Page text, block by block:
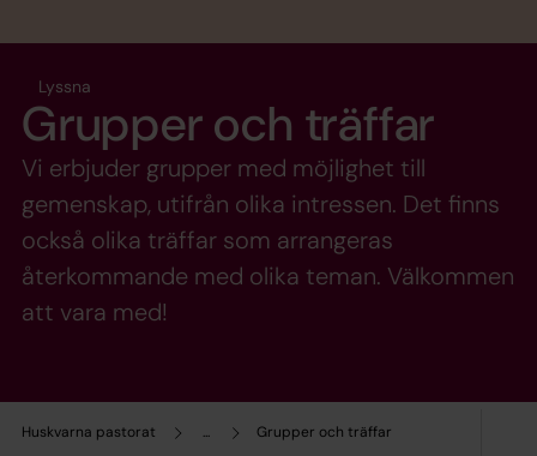
Huskvarna pastorat ... Grupper och träffar
Lyssna
Grupper och träffar
Vi erbjuder grupper med möjlighet till
gemenskap, utifrån olika intressen. Det finns
också olika träffar som arrangeras
återkommande med olika teman. Välkommen
att vara med!